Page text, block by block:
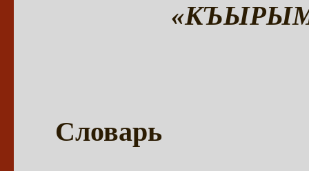
Словарь